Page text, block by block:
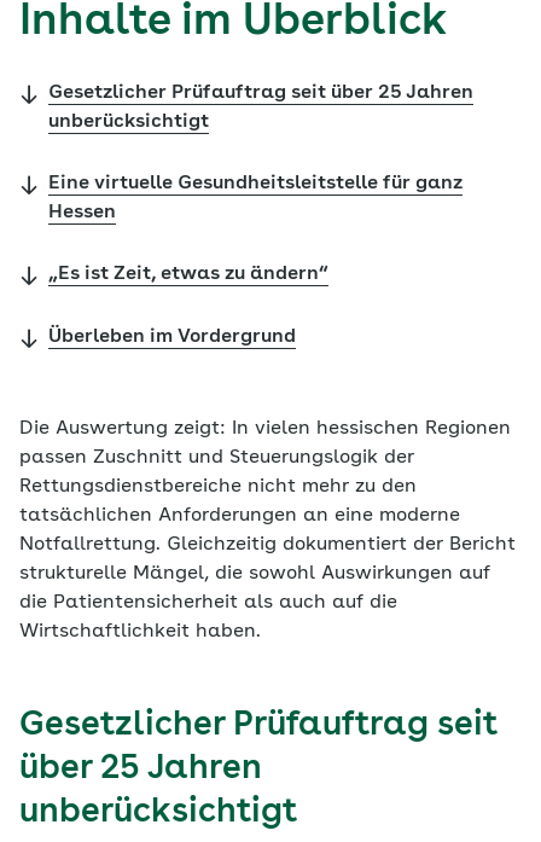
Inhalte im Überblick
Gesetzlicher Prüfauftrag seit über 25 Jahren
unberücksichtigt
Eine virtuelle Gesundheitsleitstelle für ganz
Hessen
„Es ist Zeit, etwas zu ändern“
Überleben im Vordergrund
Die Auswertung zeigt: In vielen hessischen Regionen
passen Zuschnitt und Steuerungslogik der
Rettungsdienstbereiche nicht mehr zu den
tatsächlichen Anforderungen an eine moderne
Notfallrettung. Gleichzeitig dokumentiert der Bericht
strukturelle Mängel, die sowohl Auswirkungen auf
die Patientensicherheit als auch auf die
Wirtschaftlichkeit haben.
Gesetzlicher Prüfauftrag seit
über 25 Jahren
unberücksichtigt